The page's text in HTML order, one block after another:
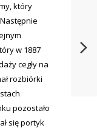
który
w 1887
cegły na
rozbiórki
pozostało
się portyk